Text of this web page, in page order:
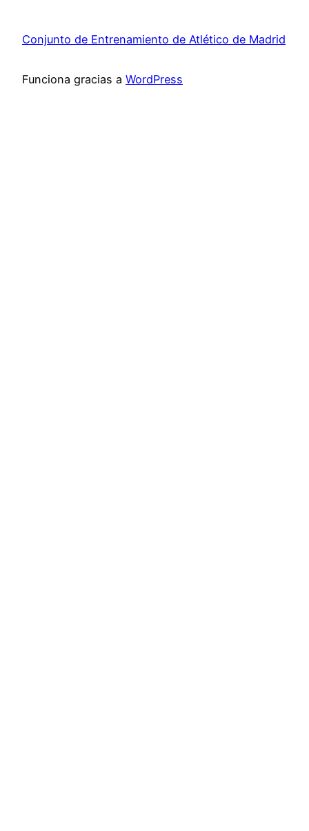
Conjunto de Entrenamiento de Atlético de Madrid
Funciona gracias a WordPress